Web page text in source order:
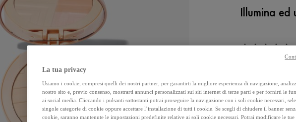
Illumina
,
valore
di
valutazione
medio.
La tua privacy
Usiamo i cookie, compresi quelli dei nostri partner, per garantirti la migliore esperienza di navigazione,
nostro sito e, previo consenso, mostrarti annunci personalizzati sui siti internet di terze parti e per fornirti le
ai social media. Cliccando i pulsanti sottostanti potrai proseguire la navigazione con i soli cookie necessari,
singole categorie di cookie oppure accettare l’installazione di tutti i cookie. Se scegli di chiudere il banner
cookie, saranno mantenute le impostazioni predefinite relative ai soli cookie necessari. Potrai modificare le tue